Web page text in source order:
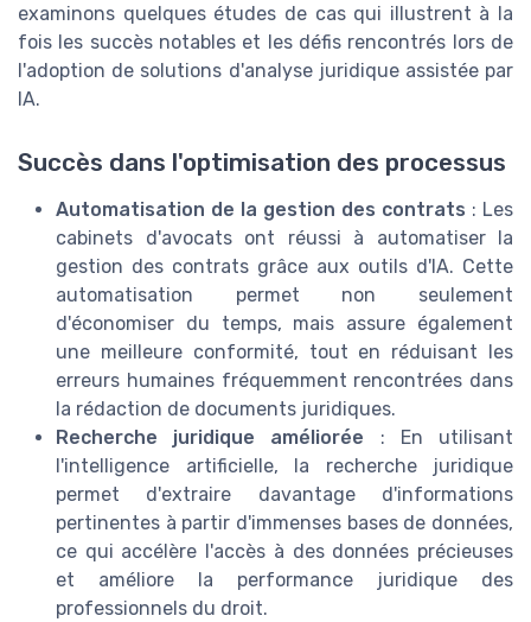
examinons quelques études de cas qui illustrent à la
fois les succès notables et les défis rencontrés lors de
l'adoption de solutions d'analyse juridique assistée par
IA.
Succès dans l'optimisation des processus
Automatisation de la gestion des contrats : Les
cabinets d'avocats ont réussi à automatiser la
gestion des contrats grâce aux outils d'IA. Cette
automatisation permet non seulement
d'économiser du temps, mais assure également
une meilleure conformité, tout en réduisant les
erreurs humaines fréquemment rencontrées dans
la rédaction de documents juridiques.
Recherche juridique améliorée : En utilisant
l'intelligence artificielle, la recherche juridique
permet d'extraire davantage d'informations
pertinentes à partir d'immenses bases de données,
ce qui accélère l'accès à des données précieuses
et améliore la performance juridique des
professionnels du droit.